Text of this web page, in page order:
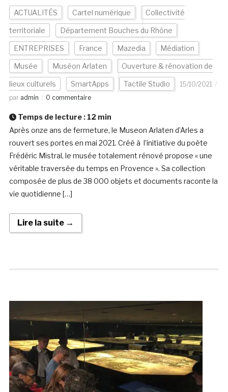
ACTUALITÉS Cartel numérique Collectivité
territoriale Département Bouches du Rhône
ENTREPRISES France Mazedia Médiation
Musée Muséon Arlaten Ouverture & rénovation de
lieux culturels SmartApps Tactile Studio
15/10/2021
par admin 0 commentaire
Temps de lecture : 12 min
Après onze ans de fermeture, le Museon Arlaten d’Arles a
rouvert ses portes en mai 2021. Créé à l’initiative du poète
Frédéric Mistral, le musée totalement rénové propose « une
véritable traversée du temps en Provence ». Sa collection
composée de plus de 38 000 objets et documents raconte la
vie quotidienne […]
Lire la suite →